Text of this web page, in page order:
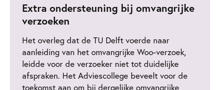
Extra ondersteuning bij omvangrijke
verzoeken
Het overleg dat de TU Delft voerde naar
aanleiding van het omvangrijke Woo-verzoek,
leidde voor de verzoeker niet tot duidelijke
afspraken. Het Adviescollege beveelt voor de
toekomst aan om bij dergelijke omvangrijke